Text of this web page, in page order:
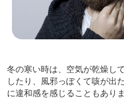
冬の寒い時は、空気が乾燥し
したり、風邪っぽくて咳が出
に違和感を感じることもありま